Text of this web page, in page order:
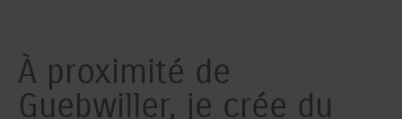
À proximité de
Guebwiller, je crée du